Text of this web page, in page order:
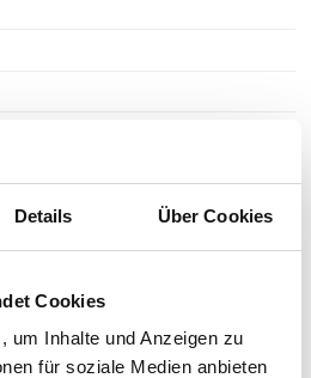
Details Über Cookies
Cookies
um Inhalte und Anzeigen zu
für soziale Medien anbieten